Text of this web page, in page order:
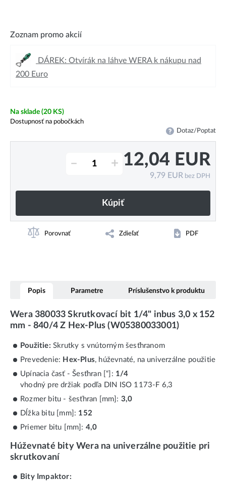
Zoznam promo akcií
DÁREK: Otvírák na láhve WERA k nákupu nad
200 Euro
Na sklade (20 KS)
Dostupnosť na pobočkách
Dotaz/Poptat
– + 12,04 EUR
9,79 EUR bez DPH
Kúpiť
Porovnať Zdieľať PDF
Popis Parametre Príslušenstvo k produktu
Wera 380033 Skrutkovací bit 1/4" inbus 3,0 x 152
mm - 840/4 Z Hex-Plus (W05380033001)
Použitie: Skrutky s vnútorným šesťhranom
Prevedenie: Hex-Plus, húževnaté, na univerzálne použitie
Upínacia časť - Šesťhran [“]: 1/4
vhodný pre držiak podľa DIN ISO 1173-F 6,3
Rozmer bitu - šesťhran [mm]: 3,0
Dĺžka bitu [mm]: 152
Priemer bitu [mm]: 4,0
Húževnaté bity Wera na univerzálne použitie pri
skrutkovaní
Bity Impaktor: